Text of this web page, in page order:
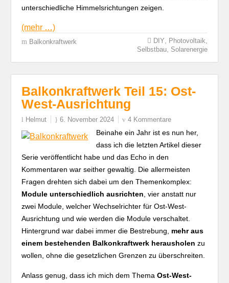
unterschiedliche Himmelsrichtungen zeigen.
(mehr …)
Balkonkraftwerk DIY Photovoltaik
Selbstbau, Solarenergie
Balkonkraftwerk Teil 15: Ost-
West-Ausrichtung
Helmut 6. November 2024 4 Kommentare
Beinahe ein Jahr ist es nun her,
dass ich die letzten Artikel dieser
Serie veröffentlicht habe und das Echo in den
Kommentaren war seither gewaltig. Die allermeisten
Fragen drehten sich dabei um den Themenkomplex:
Module unterschiedlich ausrichten , vier anstatt nur
zwei Module, welcher Wechselrichter für Ost-West-
Ausrichtung und wie werden die Module verschaltet.
Hintergrund war dabei immer die Bestrebung, mehr aus
einem bestehenden Balkonkraftwerk herausholen zu
wollen, ohne die gesetzlichen Grenzen zu überschreiten.
Anlass genug, dass ich mich dem ThemaOst-West-